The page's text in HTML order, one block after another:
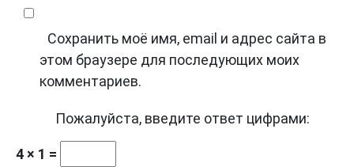
Сохранить моё имя, email и адрес сайта в
этом браузере для последующих моих
комментариев.
Пожалуйста, введите ответ цифрами:
4 × 1 =